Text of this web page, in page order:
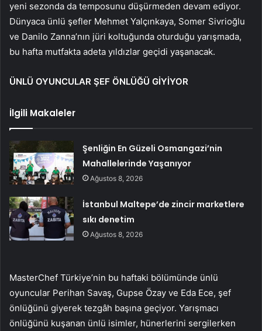
yeni sezonda da temposunu düşürmeden devam ediyor.
Dünyaca ünlü şefler Mehmet Yalçınkaya, Somer Sivrioğlu
ve Danilo Zanna’nın jüri koltuğunda oturduğu yarışmada,
bu hafta mutfakta adeta yıldızlar geçidi yaşanacak.
ÜNLÜ OYUNCULAR ŞEF ÖNLÜĞÜ GİYİYOR
İlgili Makaleler
Şenliğin En Güzeli Osmangazi’nin
Mahallelerinde Yaşanıyor
Ağustos 8, 2026
İstanbul Maltepe’de zincir marketlere
sıkı denetim
Ağustos 8, 2026
MasterChef Türkiye’nin bu haftaki bölümünde ünlü
oyuncular Perihan Savaş, Gupse Özay ve Eda Ece, şef
önlüğünü giyerek tezgâh başına geçiyor. Yarışmacı
önlüğünü kuşanan ünlü isimler, hünerlerini sergilerken